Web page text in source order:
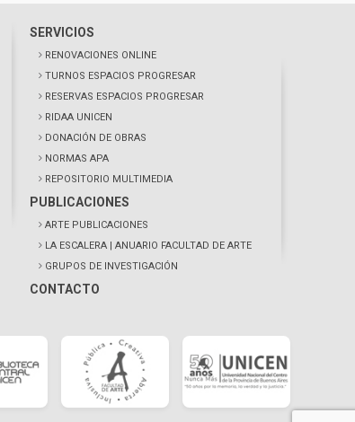
SERVICIOS
RENOVACIONES ONLINE
TURNOS ESPACIOS PROGRESAR
RESERVAS ESPACIOS PROGRESAR
RIDAA UNICEN
DONACIÓN DE OBRAS
NORMAS APA
REPOSITORIO MULTIMEDIA
PUBLICACIONES
ARTE PUBLICACIONES
LA ESCALERA | ANUARIO FACULTAD DE ARTE
GRUPOS DE INVESTIGACIÓN
CONTACTO